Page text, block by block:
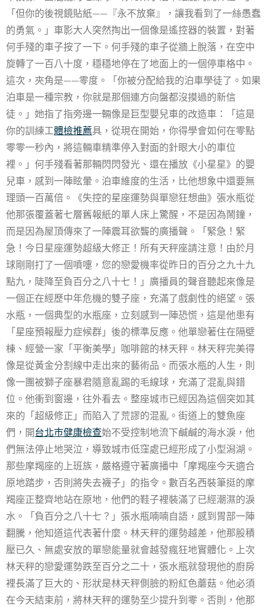
「但你的後視鏡貼紙——『永不放棄』，讓我看到了一絲愚蠢
的勇氣。」車影大人突然掏出一個像是遙控器的裝置，對著
何手殘的車子按了一下。何手殘的車子從牆上脫落，在空中
旋轉了一百八十度，穩穩地停在了地面上的一個停車格中。
這次，夾角是——零度。「你被分配給我的泊車學徒了。如果
泊車是一種宗教，你就是那個連方向盤都沒摸過的新信
徒。」她指了指旁邊一輛像是巨型嬰兒車的改造車：「這是
你的訓練工體檢推薦具，從現在開始，你得學會如何在零點
零零一秒內，將這輛車精準停入對面的針眼大小的車位
裡。」何手殘看著那輛閃閃發光、還在播放《小星星》的嬰
兒車，感到一陣眩暈。泊車維度的生活，比他想象中還要無
理頭一百萬倍。《失控的星座運勢與單戀狂想曲》張水瓶從
他那張覆蓋著七層舊報紙的單人床上驚醒，不是因為鬧鐘，
而是因為屋頂傳來了一陣震耳欲聾的廣播聲。「緊急！緊
急！今日星座運勢超級大修正！所有天秤座請注意！由於月
球剛剛打了一個噴嚏，您的戀愛機率從昨日的百分之九十九
點九，陡降至負百分之八十七！」廣播員的聲音聽起來像是
一個正在經歷中年危機的雙子座，充滿了戲劇性的絕望。張
水瓶，一個典型的水瓶座，立刻感到一陣恐慌，這是他患有
「星座預報壓力症候群」後的標準反應。他單戀著住在隔壁
棟、經營一家「平衡美學」咖啡館的林天秤。林天秤完美得
像是從黃金分割線中走出來的藝術品。而張水瓶的人生，則
像一團被獅子座暴君隨意亂踢的毛線球，充滿了混亂與錯
位。他衝到窗邊，往外看去。整座城市已經因為這個突如其
來的「超級修正」而陷入了荒謬的混亂。街道上的雙魚座
們，開台北巿健康檢查始不受控制地流下鹹鹹的海水淚，他
們無法停止地哭泣，導致城市低窪處已經形成了小型潟湖。
那些摩羯座的上班族，嚴格遵守著廣播中「摩羯座今天適合
原地踏步，否則將失去襪子」的指令。數百名西裝筆挺的摩
羯座正整齊地站在原地，他們的鞋子裡裝滿了已經潮濕的淚
水。「負百分之八十七？」張水瓶喃喃自語，感到胃部一陣
翻騰，他知道這代表著什麼。林天秤的運勢越差，他那股積
壓已久、無處安放的單戀能量就會越發瘋狂地實體化。上次
林天秤的戀愛運勢跌至百分之二十，張水瓶就發現他的廚房
裡長滿了巨大的、形狀是林天秤側臉的粉紅色蘑菇。他必須
在今天結束前，將林天秤的運勢至少提升到零。否則，他那